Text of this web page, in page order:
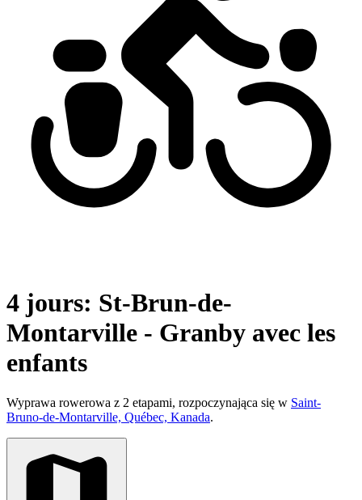
4 jours: St-Brun-de-
Montarville - Granby avec les
enfants
Wyprawa rowerowa z 2 etapami, rozpoczynająca się w Saint-
Bruno-de-Montarville, Québec, Kanada.